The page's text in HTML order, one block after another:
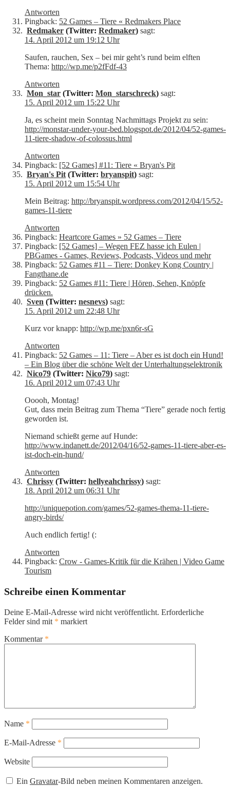
Antworten
Pingback: 52 Games – Tiere « Redmakers Place
Redmaker (Twitter: Redmaker) sagt:
14. April 2012 um 19:12 Uhr
Saufen, rauchen, Sex – bei mir geht’s rund beim elften
Thema: http://wp.me/p2fFdf-43
Antworten
Mon_star (Twitter: Mon_starschreck) sagt:
15. April 2012 um 15:22 Uhr
Ja, es scheint mein Sonntag Nachmittags Projekt zu sein:
http://monstar-under-your-bed.blogspot.de/2012/04/52-games-
11-tiere-shadow-of-colossus.html
Antworten
Pingback: [52 Games] #11: Tiere « Bryan's Pit
Bryan's Pit (Twitter: bryanspit) sagt:
15. April 2012 um 15:54 Uhr
Mein Beitrag: http://bryanspit.wordpress.com/2012/04/15/52-
games-11-tiere
Antworten
Pingback: Heartcore Games » 52 Games – Tiere
Pingback: [52 Games] – Wegen FEZ hasse ich Eulen |
PBGames - Games, Reviews, Podcasts, Videos und mehr
Pingback: 52 Games #11 – Tiere: Donkey Kong Country |
Fangthane.de
Pingback: 52 Games #11: Tiere | Hören, Sehen, Knöpfe
drücken.
Sven (Twitter: nesnevs) sagt:
15. April 2012 um 22:48 Uhr
Kurz vor knapp: http://wp.me/pxn6r-sG
Antworten
Pingback: 52 Games – 11: Tiere – Aber es ist doch ein Hund!
– Ein Blog über die schöne Welt der Unterhaltungselektronik
Nico79 (Twitter: Nico79) sagt:
16. April 2012 um 07:43 Uhr
Ooooh, Montag!
Gut, dass mein Beitrag zum Thema “Tiere” gerade noch fertig
geworden ist.
Niemand schießt gerne auf Hunde:
http://www.indanett.de/2012/04/16/52-games-11-tiere-aber-es-
ist-doch-ein-hund/
Antworten
Chrissy (Twitter: hellyeahchrissy) sagt:
18. April 2012 um 06:31 Uhr
http://uniquepotion.com/games/52-games-thema-11-tiere-
angry-birds/
Auch endlich fertig! (:
Antworten
Pingback: Crow - Games-Kritik für die Krähen | Video Game
Tourism
Schreibe einen Kommentar
Deine E-Mail-Adresse wird nicht veröffentlicht. Erforderliche
Felder sind mit * markiert
Kommentar *
Name *
E-Mail-Adresse *
Website
EinGravatar-Bild neben meinen Kommentaren anzeigen.